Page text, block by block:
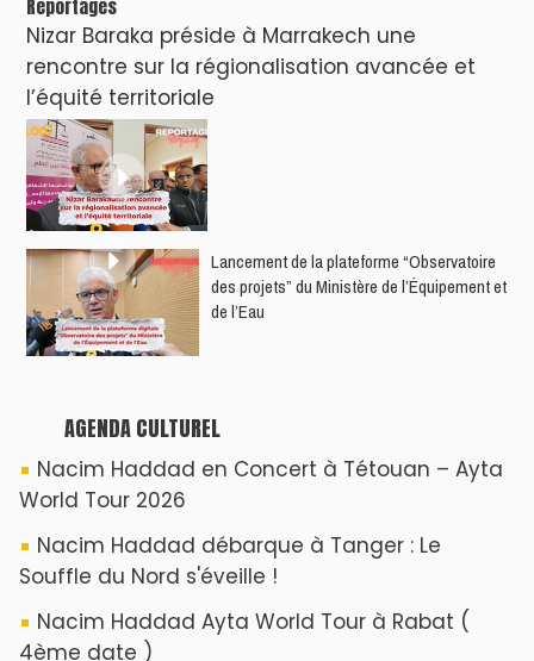
Reportages
Nizar Baraka préside à Marrakech une
rencontre sur la régionalisation avancée et
l’équité territoriale
​Lancement de la plateforme “Observatoire
des projets” du Ministère de l’Équipement et
de l’Eau
AGENDA CULTUREL
Nacim Haddad en Concert à Tétouan – Ayta
World Tour 2026
Nacim Haddad débarque à Tanger : Le
Souffle du Nord s'éveille !
Nacim Haddad Ayta World Tour à Rabat (
4ème date )